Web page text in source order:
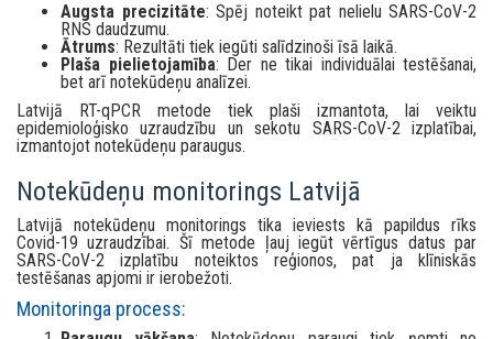
Augsta precizitāte: Spēj noteikt pat nelielu SARS-CoV-2
RNS daudzumu.
Ātrums: Rezultāti tiek iegūti salīdzinoši īsā laikā.
Plaša pielietojamība: Der ne tikai individuālai testēšanai,
bet arī notekūdeņu analīzei.
Latvijā RT-qPCR metode tiek plaši izmantota, lai veiktu
epidemioloģisko uzraudzību un sekotu SARS-CoV-2 izplatībai,
izmantojot notekūdeņu paraugus.
Notekūdeņu monitorings Latvijā
Latvijā notekūdeņu monitorings tika ieviests kā papildus rīks
Covid-19 uzraudzībai. Šī metode ļauj iegūt vērtīgus datus par
SARS-CoV-2 izplatību noteiktos reģionos, pat ja klīniskās
testēšanas apjomi ir ierobežoti.
Monitoringa process: